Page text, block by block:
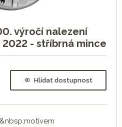
výročí nalezení
- stříbrná mince
Hlídat dostupnost